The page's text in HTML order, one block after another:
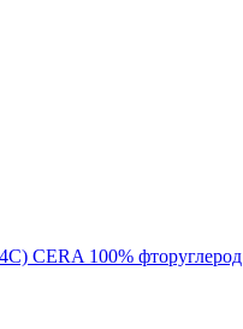
CERA 100% фторуглерод